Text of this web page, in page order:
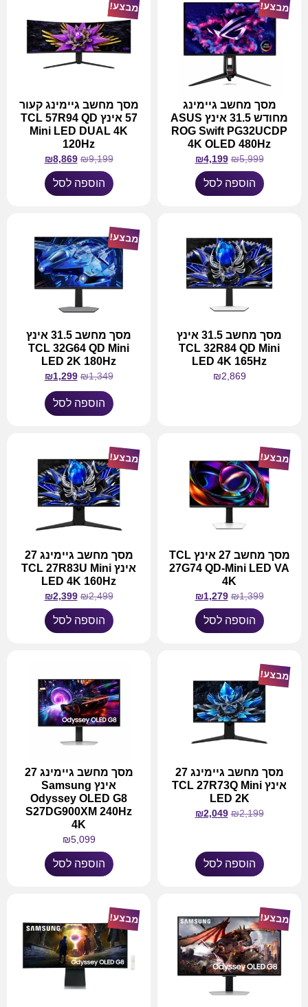
מבצע!
מסך מחשב גיימינג
מחודש 31.5 אינץ ASUS
ROG Swift PG32UCDP
4K OLED 480Hz
₪5,999
₪4,199
הוספה לסל
מבצע!
מסך מחשב גיימינג קעור
57 אינץ TCL 57R94 QD
Mini LED DUAL 4K
120Hz
₪9,199
₪8,869
הוספה לסל
מסך מחשב 31.5 אינץ
TCL 32R84 QD Mini
LED 4K 165Hz
₪2,869
מבצע!
מסך מחשב 31.5 אינץ
TCL 32G64 QD Mini
LED 2K 180Hz
₪1,349
₪1,299
הוספה לסל
מבצע!
מסך מחשב 27 אינץ TCL
27G74 QD-Mini LED VA
4K
₪1,399
₪1,279
הוספה לסל
מבצע!
מסך מחשב גיימינג 27
אינץ TCL 27R83U Mini
LED 4K 160Hz
₪2,499
₪2,399
הוספה לסל
מבצע!
מסך מחשב גיימינג 27
אינץ TCL 27R73Q Mini
LED 2K
₪2,199
₪2,049
הוספה לסל
מסך מחשב גיימינג 27
אינץ Samsung
Odyssey OLED G8
S27DG900XM 240Hz
4K
₪5,099
הוספה לסל
מבצע! מבצע!